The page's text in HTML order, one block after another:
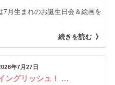
7月生まれのお誕生日会＆絵画を
続きを読む
年7月27日
ングリッシュ！ …